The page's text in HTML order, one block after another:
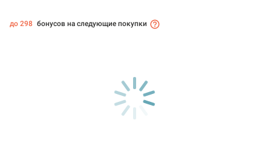
до 298 бонусов на следующие покупки